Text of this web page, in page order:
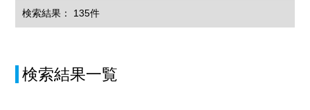
検索結果： 135件
検索結果一覧